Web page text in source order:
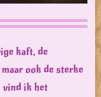
kaft, de
ook de sterke
vind ik het